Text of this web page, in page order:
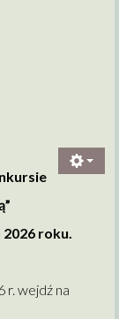
roku.
r. wejdź na